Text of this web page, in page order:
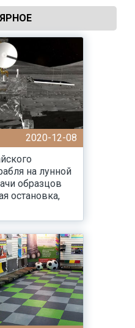
2020-12-08
на лунной
образцов
остановка,